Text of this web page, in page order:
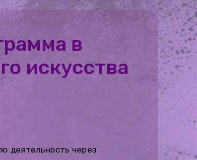
в
искусства
деятельность через